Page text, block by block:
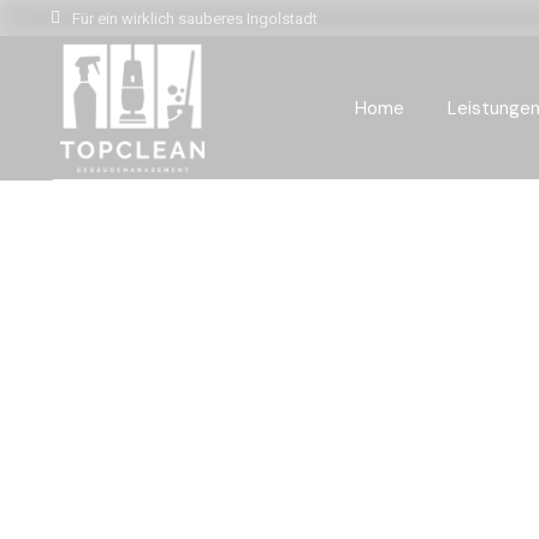
Für ein wirklich sauberes Ingolstadt
Home Leistungen